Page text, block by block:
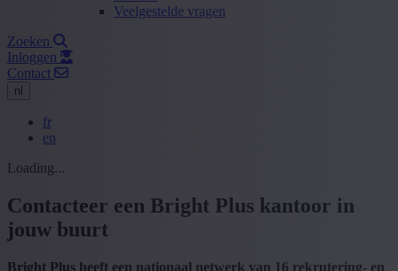
Veelgestelde vragen
Zoeken
Inloggen
Contact
nl
fr
en
Loading...
Contacteer een Bright Plus kantoor in
jouw buurt
Bright Plus heeft een nationaal netwerk van 16 rekrutering- en